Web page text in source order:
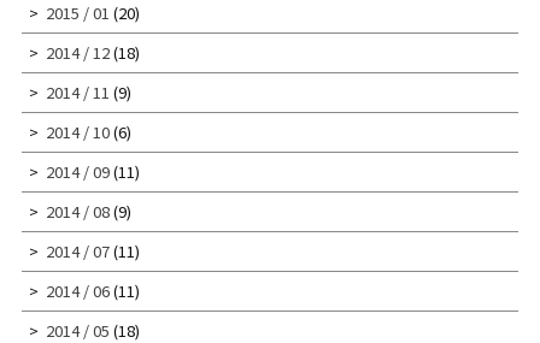
2015 / 01 (20)
2014 / 12(18)
2014 / 11 (9)
2014 / 10(6)
2014 / 09(11)
2014 / 08(9)
2014 / 07(11)
2014 / 06(11)
2014 / 05 (18)